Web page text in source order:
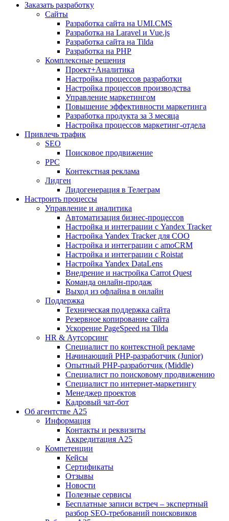
Заказать разработку
Сайты
Разработка сайта на UMI.CMS
Разработка на Laravel и Vue.js
Разработка сайта на Tilda
Разработка на PHP
Комплексные решения
Проект+Аналитика
Настройка процессов разработки
Настройка процессов производства
Управление маркетингом
Повышение эффективности маркетинга
Разработка продукта за 3 месяца
Настройка процессов маркетинг-отдела
Привлечь трафик
SEO
Поисковое продвижение
PPC
Контекстная реклама
Лидген
Лидогенерация в Телеграм
Настроить процессы
Управление и аналитика
Автоматизация бизнес-процессов
Настройка и интеграции с Yandex Tracker
Настройка Yandex Tracker для СОО
Настройка и интеграции с amoCRM
Настройка и интеграции с Roistat
Настройка Yandex DataLens
Внедрение и настройка Carrot Quest
Команда онлайн-продаж
Выход из офлайна в онлайн
Поддержка
Техническая поддержка сайта
Резервное копирование сайта
Ускорение PageSpeed на Tilda
HR & Аутсорсинг
Специалист по контекстной рекламе
Начинающий PHP-разработчик (Junior)
Опытный PHP-разработчик (Middle)
Специалист по поисковому продвижению
Специалист по интернет-маркетингу
Менеджер проектов
Кадровый чат-бот
Об агентстве А25
Информация
Контакты и реквизиты
Аккредитация А25
Компетенции
Кейсы
Сертификаты
Отзывы
Новости
Полезные сервисы
Бесплатные записи встреч – экспертный
разбор SEO-требований поисковиков